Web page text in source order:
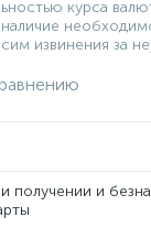
курса
извинения за
получении и